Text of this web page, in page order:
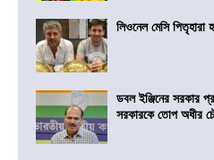
লিওনেল মেসি পিতৃহারা
ডবল ইঞ্জিনের সরকার
সরকারকে তোপ অধীর